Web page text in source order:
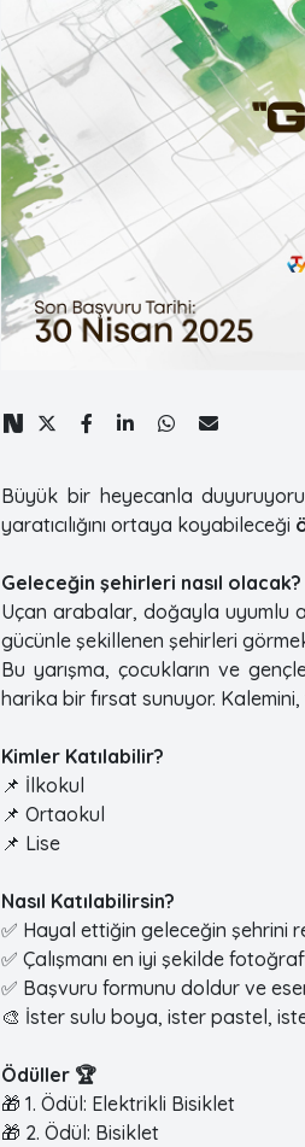
Büyük bir heyecanla
yaratıcılığını ortaya koyabileceği
Geleceğin şehirleri nasıl olacak?
Uçan arabalar, doğayla uyumlu
gücünle şekillenen şehirleri
Bu yarışma, çocukların ve
harika bir fırsat sunuyor.
Kimler Katılabilir?
📌 İlkokul
📌 Ortaokul
📌 Lise
Nasıl Katılabilirsin?
✅ Hayal ettiğin geleceğin şehrini
✅ Çalışmanı en iyi şekilde
✅ Başvuru formunu doldur ve
🎨 İster sulu boya, ister pastel,
Ödüller 🏆
🎁 1. Ödül: Elektrikli Bisiklet
🎁 2. Ödül: Bisiklet